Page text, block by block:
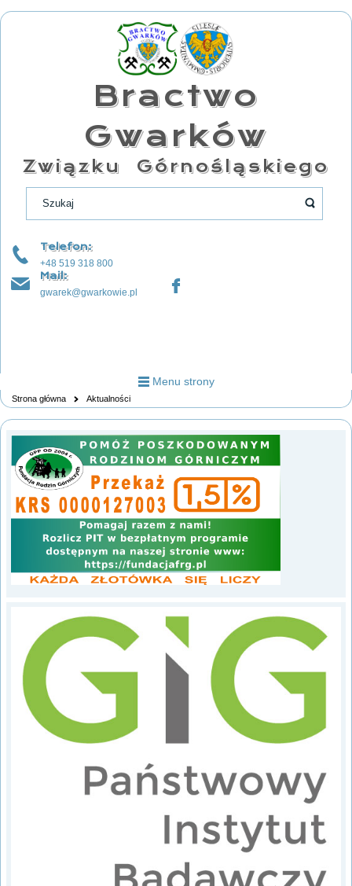
Bractwo
Gwarków
Związku Górnośląskiego
Telefon:
+48 519 318 800
Mail:
gwarek@gwarkowie.pl
Menu strony
Strona główna Aktualności